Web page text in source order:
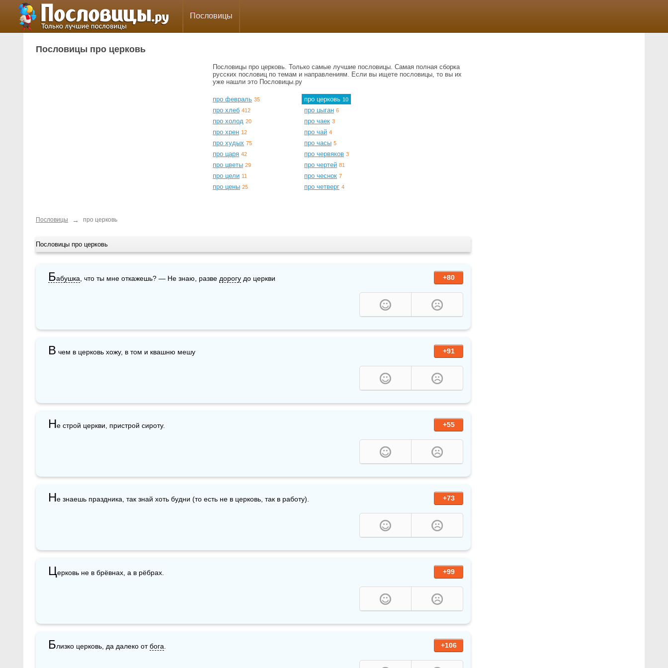
Пословицы
Пословицы про церковь
Пословицы про церковь. Только самые лучшие пословицы. Самая полная сборка
русских пословиц по темам и направлениям. Если вы ищете пословицы, то вы их
уже нашли это Пословицы.ру
про февраль 35
про хлеб 412
про холод 20
про хрен 12
про худых 75
про царя 42
про цветы 29
про цели 11
про цены 25
про церковь 10
про цыган 6
про чаек 3
про чай 4
про часы 5
про червяков 3
про чертей 81
про чеснок 7
про четверг 4
Пословицы → про церковь
Пословицы про церковь
+80
Бабушка , что ты мне откажешь? — Не знаю, разве дорогу до церкви
+91
В чем в церковь хожу, в том и квашню мешу
+55
Не строй церкви, пристрой сироту.
+73
Не знаешь праздника, так знай хоть будни (то есть не в церковь, так в работу).
+99
Церковь не в брёвнах, а в рёбрах.
+106
Близко церковь, да далеко от бога